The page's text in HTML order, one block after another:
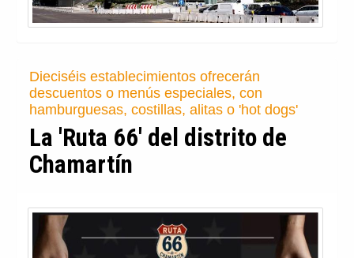
©Copyright 2026